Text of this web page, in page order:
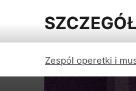
Zespól operetki i